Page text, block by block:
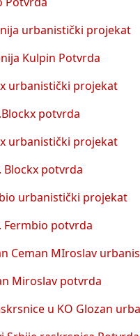
urbanistički projekat
Kulpin Potvrda
urbanistički projekat
potvrda
urbanistički projekat
Blockx potvrda
urbanistički projekat
Fermbio potvrda
Ceman MIroslav
Miroslav potvrda
u KO Glozan